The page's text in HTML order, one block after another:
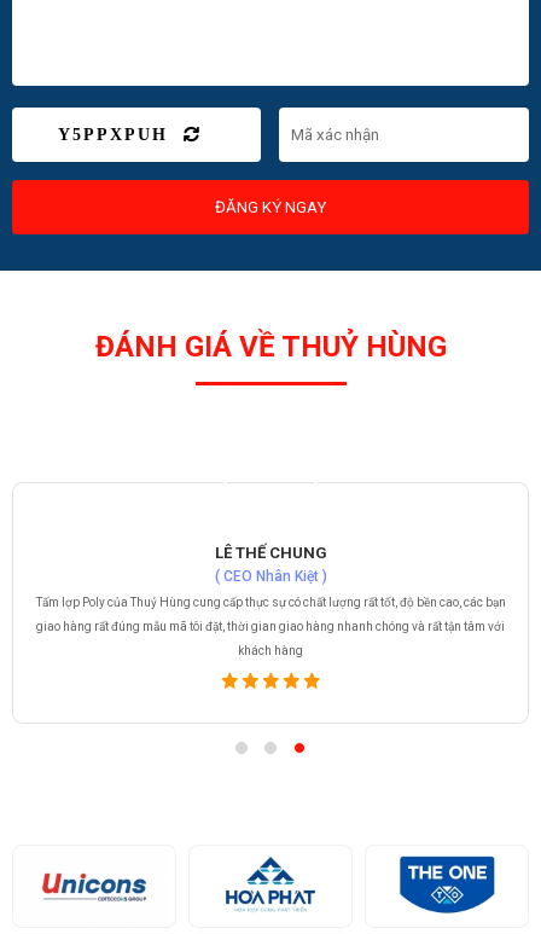
Y5PPXPUH
ĐĂNG KÝ NGAY
ĐÁNH GIÁ VỀ THUỶ HÙNG
LÊ THẾ CHUNG
( CEO Nhân Kiệt )
Tấm lợp Poly của Thuỷ Hùng cung cấp thực sự có chất lượng rất tốt, độ bền cao, các bạn
giao hàng rất đúng mẫu mã tôi đặt, thời gian giao hàng nhanh chóng và rất tận tâm với
khách hàng